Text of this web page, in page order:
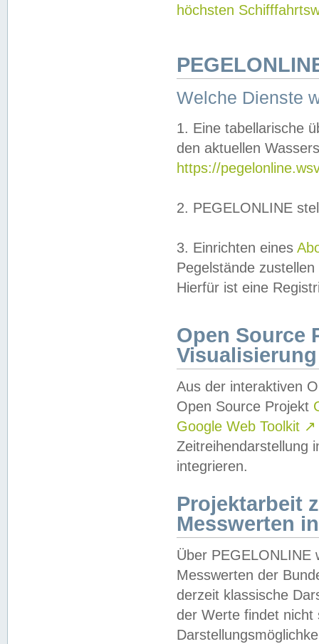
höchsten
Welche Dienste
1. Eine tabellarische
den aktuellen
https://
2. PEGELONLINE
3. Einrichten eines
Pegelstände
Hierfür ist eine
Open Source
Visualisierung
Aus der interaktiven
Open Source Projekt
Google Web Toolkit ↗
Zeitreihendarstellung
integrieren.
Projektarbeit
Messwerten
Über PEGELONLINE
Messwerten der
derzeit klassische
der Werte findet